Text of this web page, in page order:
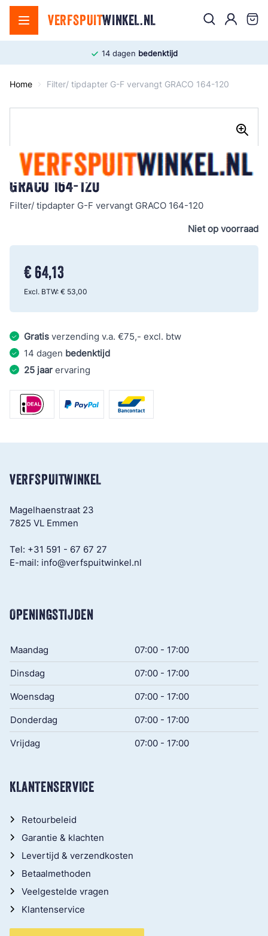
Ga naar de inhoud
VERFSPUITWINKEL.NL Zoek Cart
14 dagen bedenktijd
Home Filter/ tipdapter G-F vervangt GRACO 164-120
FILTER/ TIPDAPTER G-F VERVANGT
GRACO 164-120
Filter/ tipdapter G-F vervangt GRACO 164-120
Niet op voorraad
€ 64,13
Excl. BTW: € 53,00
Gratis verzending v.a. €75,- excl. btw
14 dagen bedenktijd
25 jaar ervaring
VERFSPUITWINKEL
Magelhaenstraat 23
7825 VL Emmen
Tel: +31 591 - 67 67 27
E-mail: info@verfspuitwinkel.nl
OPENINGSTIJDEN
Maandag 07:00 - 17:00
Dinsdag 07:00 - 17:00
Woensdag 07:00 - 17:00
Donderdag 07:00 - 17:00
Vrijdag 07:00 - 17:00
KLANTENSERVICE
Retourbeleid
Garantie & klachten
Levertijd & verzendkosten
Betaalmethoden
Veelgestelde vragen
Klantenservice